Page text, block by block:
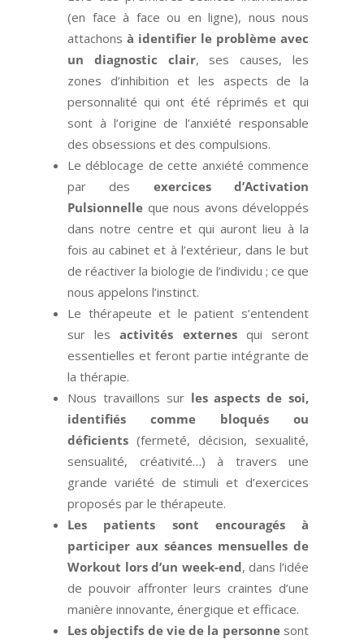
(en face à face ou en ligne), nous nous
attachons à identifier le problème avec
un diagnostic clair, ses causes, les
zones d’inhibition et les aspects de la
personnalité qui ont été réprimés et qui
sont à l’origine de l’anxiété responsable
des obsessions et des compulsions.
Le déblocage de cette anxiété commence
par des exercices d’Activation
Pulsionnelle que nous avons développés
dans notre centre et qui auront lieu à la
fois au cabinet et à l’extérieur, dans le but
de réactiver la biologie de l’individu ; ce que
nous appelons l’instinct.
Le thérapeute et le patient s’entendent
sur lesactivités externesqui seront
essentielles et feront partie intégrante de
la thérapie.
Nous travaillons sur les aspects de soi,
identifiés comme bloqués ou
déficients (fermeté, décision, sexualité,
sensualité, créativité…) à travers une
grande variété de stimuli et d’exercices
proposés par le thérapeute.
Les patients sont encouragés à
participer aux séances mensuelles de
Workout lors d’un week-end, dans l’idée
de pouvoir affronter leurs craintes d’une
manière innovante, énergique et efficace.
Les objectifs de vie de la personnesont